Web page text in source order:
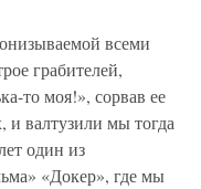
всеми
грабителей,
то моя!», сорвав ее
и валтузили мы тогда
один из
«Докер», где мы